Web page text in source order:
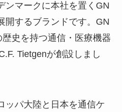
ンマークに本社を置くGN
開するブランドです。GN
史を持つ通信・医療機器
Tietgenが創設しまし
ッパ大陸と日本を通信ケ